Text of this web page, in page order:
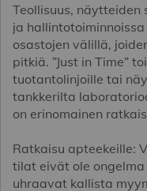
Teollisuus, näytteiden
ja
osastojen välillä,
pitkiä. ”Just in Time”
tuotantolinjoille tai
tankkerilta
on erinomainen
Ratkaisu apteekeille:
tilat eivät ole
uhraavat kallista